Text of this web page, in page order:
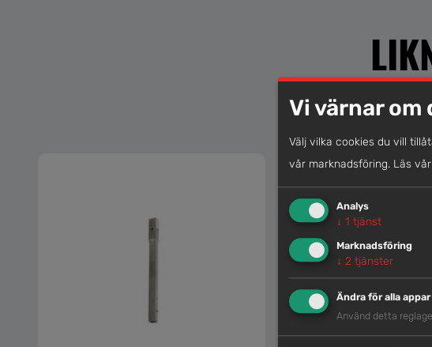
Vi värnar
Välj vilka cookies du vill
vår marknadsföring. Läs vår
Analys
↓ 1 tjänst
Marknadsföring
↓ 2 tjänster
Ändra för alla appar
Använd detta